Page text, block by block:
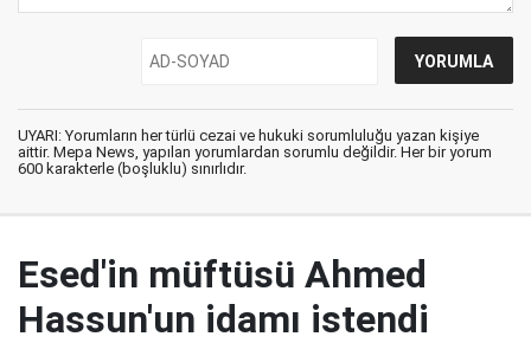
UYARI: Yorumların her türlü cezai ve hukuki sorumluluğu yazan kişiye
aittir. Mepa News, yapılan yorumlardan sorumlu değildir. Her bir yorum
600 karakterle (boşluklu) sınırlıdır.
Esed'in müftüsü Ahmed
Hassun'un idamı istendi